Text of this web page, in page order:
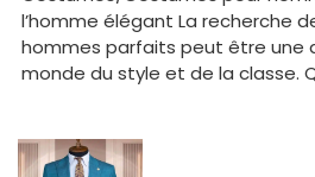
l’homme élégant La recherche
hommes parfaits peut être une
monde du style et de la classe.